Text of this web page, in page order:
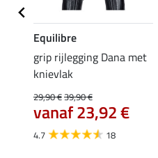
Equilibre
grip rijlegging Dana met
knievlak
29,90 €39,90 €
vanaf 23,92 €
4.7 18